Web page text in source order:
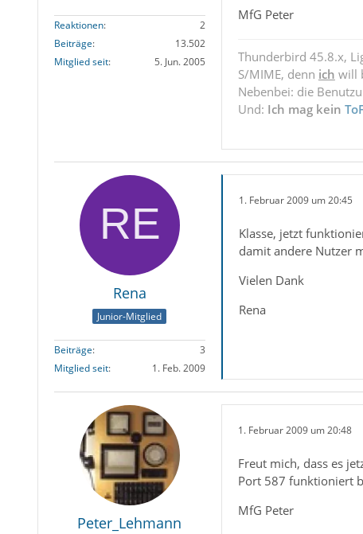
Reaktionen
2
Beiträge
13.502
Mitglied seit
5. Jun. 2005
MfG Peter
Thunderbird 45.8.x,
S/MIME, denn ich will
Nebenbei: die
Und: Ich mag kein
Rena
Junior-Mitglied
Beiträge
3
Mitglied seit
1. Feb. 2009
1. Februar 2009 um 20:45
Klasse, jetzt
damit andere Nutzer
Vielen Dank
Rena
Peter_Lehmann
1. Februar 2009 um 20:48
Freut mich, dass es
Port 587 funktioniert
MfG Peter